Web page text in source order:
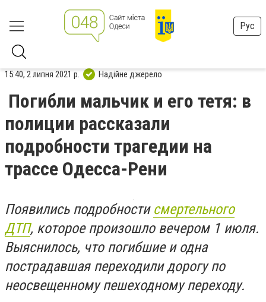
Рус
15:40, 2 липня 2021 р. Надійне джерело
Погибли мальчик и его тетя: в
полиции рассказали
подробности трагедии на
трассе Одесса-Рени
Появились подробности смертельного
ДТП, которое произошло вечером 1 июля.
Выяснилось, что погибшие и одна
пострадавшая переходили дорогу по
неосвещенному пешеходному переходу.